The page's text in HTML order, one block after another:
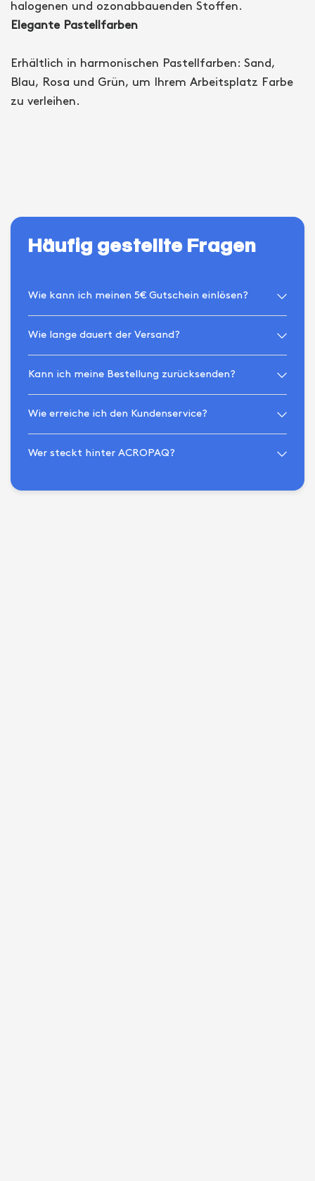
halogenen und ozonabbauenden Stoffen.
Elegante Pastellfarben
Erhältlich in harmonischen Pastellfarben: Sand,
Blau, Rosa und Grün, um Ihrem Arbeitsplatz Farbe
zu verleihen.
Häufig gestellte Fragen
Wie kann ich meinen 5€ Gutschein einlösen?
Wie lange dauert der Versand?
Kann ich meine Bestellung zurücksenden?
Wie erreiche ich den Kundenservice?
Wer steckt hinter ACROPAQ?